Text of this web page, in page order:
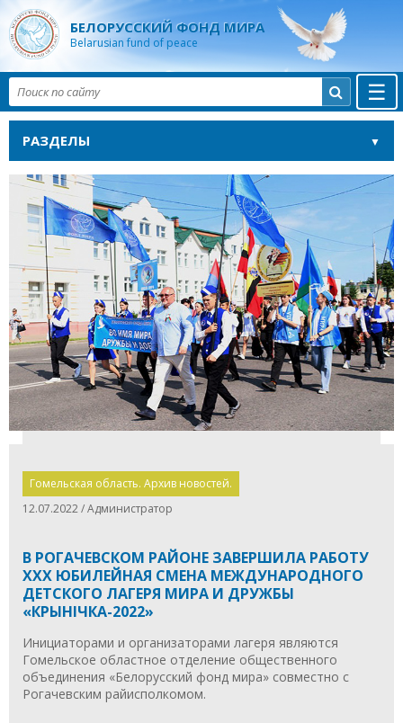
БЕЛОРУССКИЙ ФОНД МИРА
Belarusian fund of peace
☰

РАЗДЕЛЫ
Гомельская область. Архив новостей.
12.07.2022 / Администратор
В РОГАЧЕВСКОМ РАЙОНЕ ЗАВЕРШИЛА РАБОТУ
ХХХ ЮБИЛЕЙНАЯ СМЕНА МЕЖДУНАРОДНОГО
ДЕТСКОГО ЛАГЕРЯ МИРА И ДРУЖБЫ
«КРЫНІЧКА-2022»
Инициаторами и организаторами лагеря являются
Гомельское областное отделение общественного
объединения «Белорусский фонд мира» совместно с
Рогачевским райисполкомом.